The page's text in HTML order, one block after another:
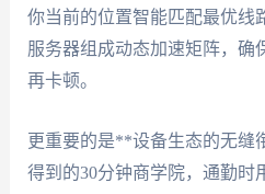
你当前的位置智能匹配最优线
服务器组成动态加速矩阵，确
再卡顿。
更重要的是**设备生态的无
得到的30分钟商学院，通勤时